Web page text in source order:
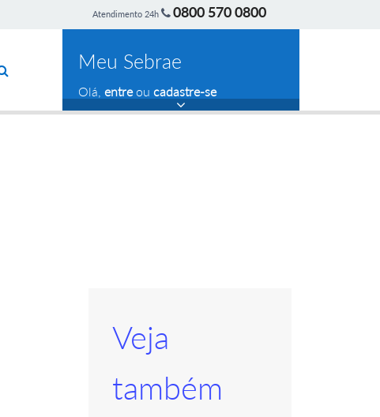
Atendimento 24h 0800 570 0800
Meu Sebrae
Olá, entreou cadastre-se
Veja
também